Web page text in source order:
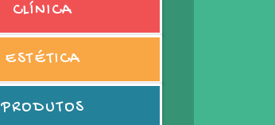
CLÍNICA
ESTÉTICA
PRODUTOS